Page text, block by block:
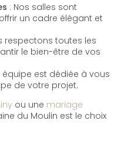
: Nos salles sont
un cadre élégant et
respectons toutes les
le bien-être de vos
équipe est dédiée à vous
de votre projet.
ou une mariage
du Moulin est le choix